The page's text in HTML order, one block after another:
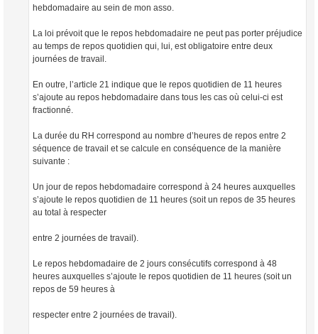
hebdomadaire au sein de mon asso.
La loi prévoit que le repos hebdomadaire ne peut pas porter préjudice
au temps de repos quotidien qui, lui, est obligatoire entre deux
journées de travail.
En outre, l’article 21 indique que le repos quotidien de 11 heures
s’ajoute au repos hebdomadaire dans tous les cas où celui-ci est
fractionné.
La durée du RH correspond au nombre d’heures de repos entre 2
séquence de travail et se calcule en conséquence de la manière
suivante :
Un jour de repos hebdomadaire correspond à 24 heures auxquelles
s’ajoute le repos quotidien de 11 heures (soit un repos de 35 heures
au total à respecter
entre 2 journées de travail).
Le repos hebdomadaire de 2 jours consécutifs correspond à 48
heures auxquelles s’ajoute le repos quotidien de 11 heures (soit un
repos de 59 heures à
respecter entre 2 journées de travail).